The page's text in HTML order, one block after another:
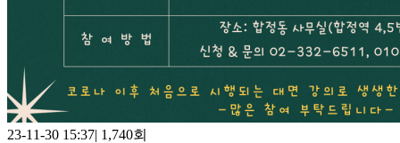
23-11-30 15:37| 1,740회